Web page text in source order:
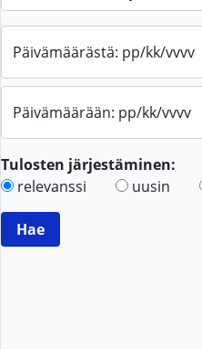
Päivämäärästä: pp/kk/vvvv
Päivämäärään: pp/kk/vvvv
Tulosten järjestäminen:
relevanssi
uusin